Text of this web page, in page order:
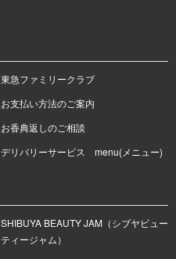
東急ファミリークラブ
お支払い方法のご案内
お香典返しのご相談
デリバリーサービス menu(メニュー)
SHIBUYA BEAUTY JAM（シブヤビュー
ティージャム）